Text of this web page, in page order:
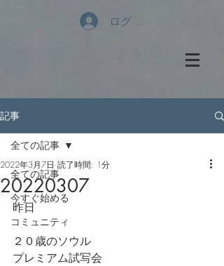
ログイン
記事
全ての記事
今すぐ始める
コミュニティ
全ての記事
20220307
2022年3月7日 読了時間: 1分
昨日
２０歳のソウル
プレミアム試写会